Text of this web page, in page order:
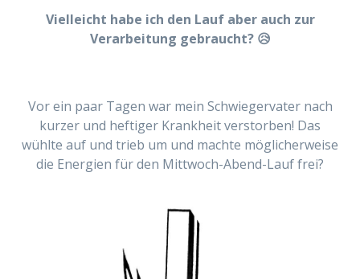
Vielleicht habe ich den Lauf aber auch zur
Verarbeitung gebraucht? 😥
Vor ein paar Tagen war mein Schwiegervater nach
kurzer und heftiger Krankheit verstorben! Das
wühlte auf und trieb um und machte möglicherweise
die Energien für den Mittwoch-Abend-Lauf frei?